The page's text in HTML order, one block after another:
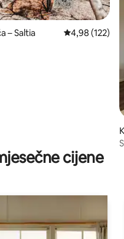
58
– Saltia Prosječna
4,98 (122)
cijene